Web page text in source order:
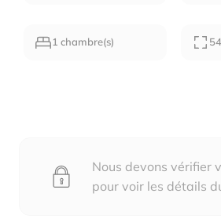
1 chambre(s)
Nous devons vérifier
pour voir les détails